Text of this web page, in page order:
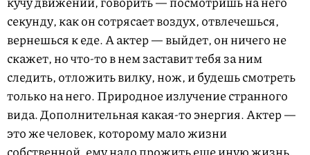
секунду, как он сотрясает воздух, отвлечешься,
вернешься к еде. А актер — выйдет, он ничего не
скажет, но что-то в нем заставит тебя за ним
следить, отложить вилку, нож, и будешь смотреть
только на него. Природное излучение странного
вида. Дополнительная какая-то энергия. Актер —
это же человек, которому мало жизни
собственной, ему надо прожить еще иную жизнь.